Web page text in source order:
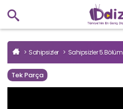
Sahipsizler Sahipsizler 5.Bölüm
Tek Parça